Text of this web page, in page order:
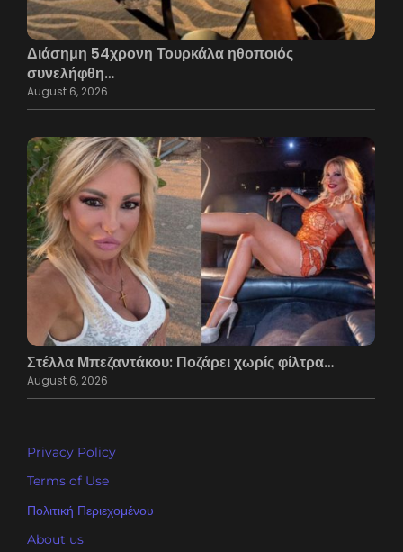
Διάσημη 54χρονη Τουρκάλα ηθοποιός
συνελήφθη…
August 6, 2026
Στέλλα Μπεζαντάκου: Ποζάρει χωρίς φίλτρα…
August 6, 2026
Privacy Policy
Terms of Use
Πολιτική Περιεχομένου
About us